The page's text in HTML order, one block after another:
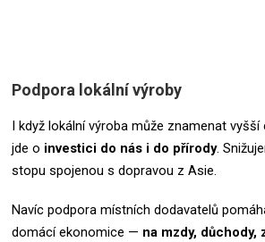
Podpora lokální výroby
I když lokální výroba může znamenat
jde o investici do nás i do přírody.
stopu spojenou s dopravou z Asie.
Navíc podpora místních dodavatelů
domácí ekonomice — na mzdy,